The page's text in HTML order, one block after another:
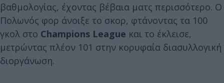
βαθμολογίας, έχοντας βέβαια ματς περισσότερο. Ο
Πολωνός φορ άνοιξε το σκορ, φτάνοντας τα 100
γκολ στο Champions League και το έκλεισε,
μετρώντας πλέον 101 στην κορυφαία διασυλλογική
διοργάνωση.